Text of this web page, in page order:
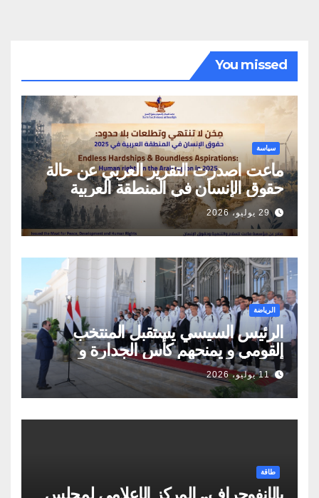
You missed
سياسة
ماعت اصدرت التقرير العربي عن حالة
حقوق الإنسان في المنطقة العربية
29 يوليو، 2026
الرياضة
الرئيس السيسي يستقبل المنتخب
القومي و يمنحهم كأس الجدارة و
أوسمة تكريمية
11 يوليو، 2026
طاقة